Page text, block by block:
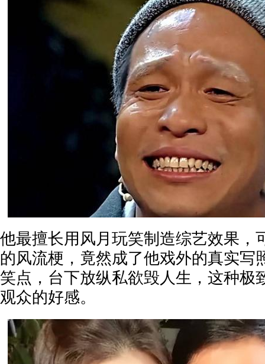
他最擅长用风月玩笑制造综艺效果，
的风流梗，竟然成了他戏外的真实写
笑点，台下放纵私欲毁人生，这种极
观众的好感。